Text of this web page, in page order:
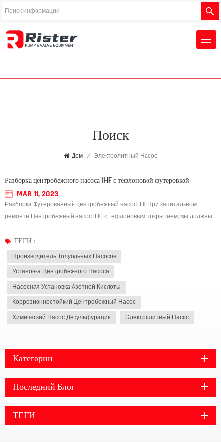
Поиск
Дом / Электролитный Насос
Разборка центробежного насоса IHF с тефлоновой футеровкой
MAR 11, 2023
Разборка Футерованный центробежный насос IHFПри капитальном
ремонте Центробежный насос IHF с тефлоновым покрытием, мы должны
четыре важных звена: правильная разборка; очистка, проверка, ремонт
ТЕГИ :
Производитель Толуольных Насосов
Установка Центробежного Насоса
Насосная Установка Азотной Кислоты
Коррозионностойкий Центробежный Насос
Химический Насос Десульфурации Электролитный Насос
Категории
Последний Блог
ТЕГИ